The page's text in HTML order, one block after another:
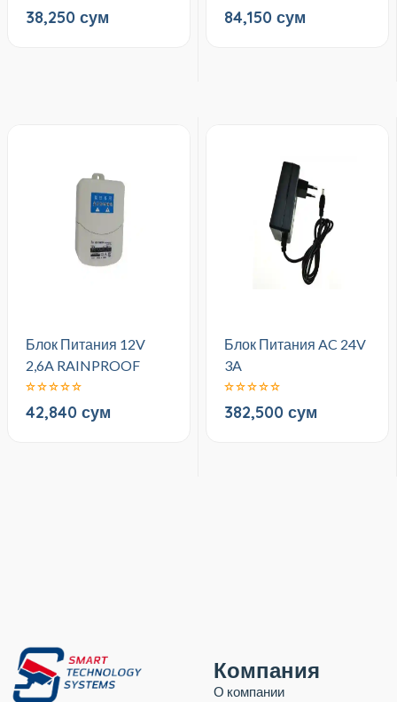
38,250 сум 84,150 сум
Блок Питания 12V
2,6A RAINPROOF
42,840 сум
Блок Питания AC 24V
3A
382,500 сум
Компания
О компании